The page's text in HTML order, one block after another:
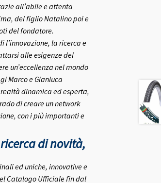
all’abile e attenta
del figlio Natalino poi e
del fondatore.
l’innovazione, la ricerca e
alle esigenze del
un’eccellenza nel mondo
Marco e Gianluca
dinamica ed esperta,
di creare un network
con i più importanti e
di novità,
ed uniche, innovative e
Catalogo Ufficiale fin dal